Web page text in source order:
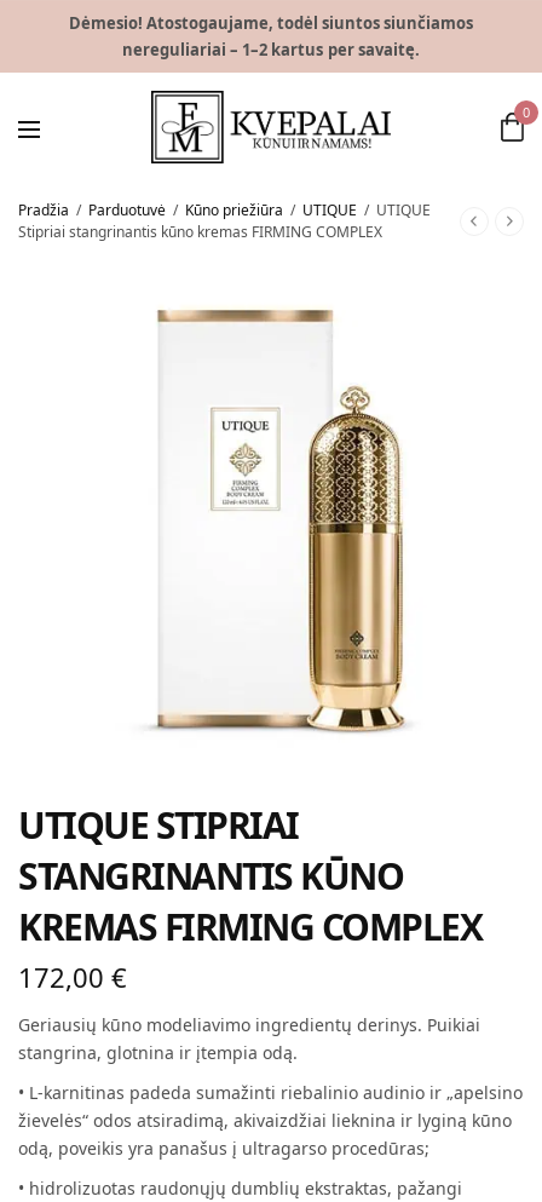
Dėmesio! Atostogaujame, todėl siuntos siunčiamos
nereguliariai – 1–2 kartus per savaitę.
0
Pradžia / Parduotuvė / Kūno priežiūra / UTIQUE / UTIQUE
Stipriai stangrinantis kūno kremas FIRMING COMPLEX
UTIQUE STIPRIAI
STANGRINANTIS KŪNO
KREMAS FIRMING COMPLEX
172,00€
Geriausių kūno modeliavimo ingredientų derinys. Puikiai
stangrina, glotnina ir įtempia odą.
• L-karnitinas padeda sumažinti riebalinio audinio ir „apelsino
žievelės“ odos atsiradimą, akivaizdžiai lieknina ir lyginą kūno
odą, poveikis yra panašus į ultragarso procedūras;
• hidrolizuotas raudonųjų dumblių ekstraktas, pažangi